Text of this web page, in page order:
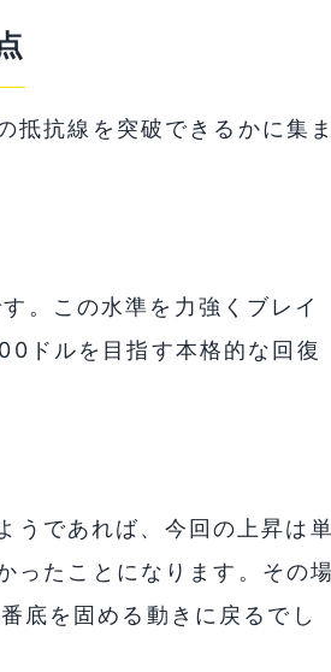
抵抗線を突破できるかに集ま
。この水準を力強くブレイ
ドルを目指す本格的な回復
うであれば、今回の上昇は単
ったことになります。その場
底を固める動きに戻るでし